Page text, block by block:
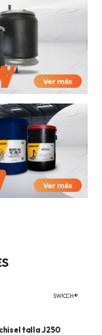
SWICCH®
talla J250